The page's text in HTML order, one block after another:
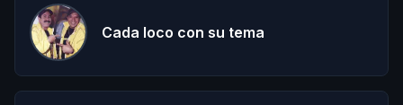
Cada loco con su tema